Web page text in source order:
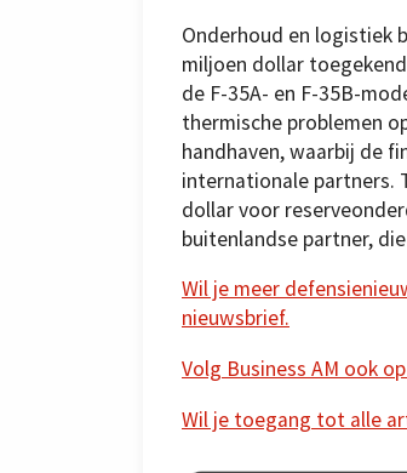
Onderhoud en logistiek
miljoen dollar
de F-35A- en F-35B-
thermische problemen
handhaven, waarbij de
internationale partners.
dollar voor
buitenlandse partner,
Wil je meer
nieuwsbrief.
Volg Business AM ook
Wil je toegang tot alle